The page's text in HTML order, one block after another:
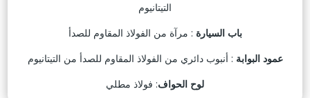
التيتانيوم
باب السيارة : مرآة من الفولاذ المقاوم للصدأ
عمود البوابة : أنبوب دائري من الفولاذ المقاوم للصدأ من التيتانيوم
لوح الحواف: فولاذ مطلي